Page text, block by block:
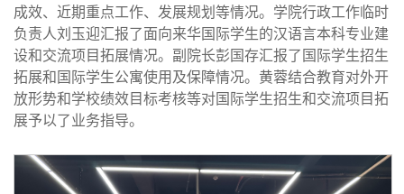
成效、近期重点工作、发展规划等情况。学院行政工作临时
负责人刘玉迎汇报了面向来华国际学生的汉语言本科专业建
设和交流项目拓展情况。副院长彭国存汇报了 国际学生招生
拓展和国际学生公寓使用及保障情况。黄蓉结合教育对外开
放形势和学校绩效目标考核等对国际学生招生和交流项目拓
展予以了业务指导。